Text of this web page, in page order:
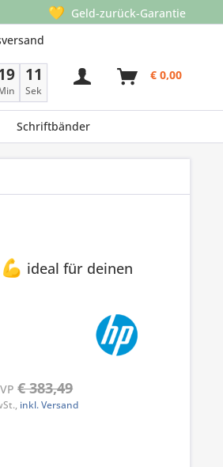
💛 Geld-zurück-Garantie
10
Sek
€ 0,00
Schriftbänder
💪 ideal für deinen
€ 383,49
inkl. Versand